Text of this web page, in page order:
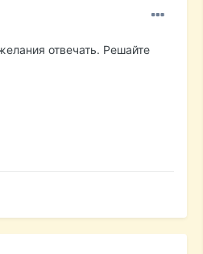
отвечать. Решайте